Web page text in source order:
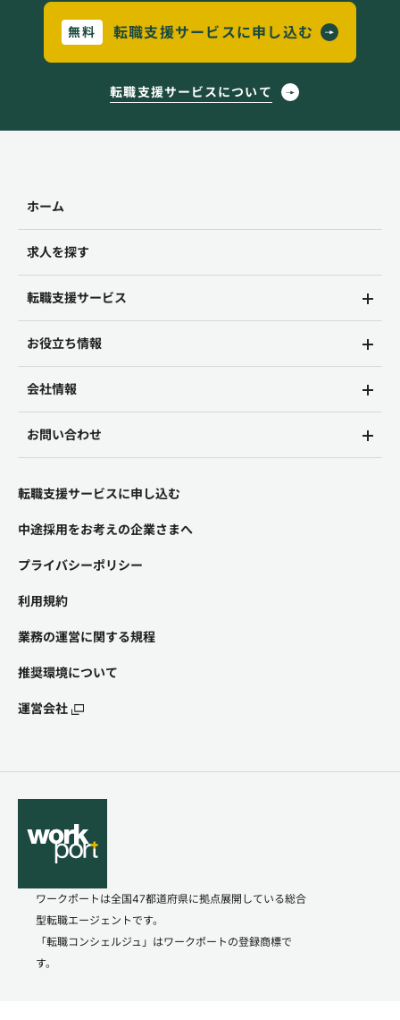
無料 転職支援サービスに申し込む
転職支援サービスについて
ホーム
求人を探す
転職支援サービス
お役立ち情報
会社情報
お問い合わせ
転職支援サービスに申し込む
中途採用をお考えの企業さまへ
プライバシーポリシー
利用規約
業務の運営に関する規程
推奨環境について
運営会社
ワークポートは全国47都道府県に拠点展開している総合
型転職エージェントです。
「転職コンシェルジュ」はワークポートの登録商標で
す。